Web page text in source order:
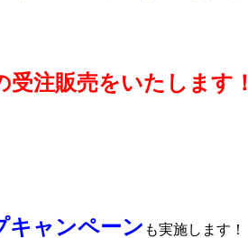
注販売をいたします！
キャンペーン も実施します！